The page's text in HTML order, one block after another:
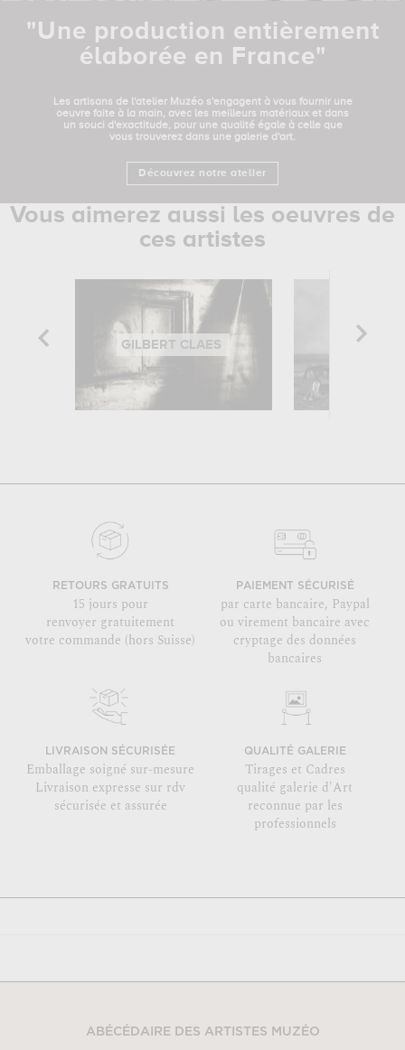
"Une production entièrement
élaborée en France"
Les artisans de l'atelier Muzéo s'engagent à vous fournir une
oeuvre faite à la main, avec les meilleurs matériaux et dans
un souci d'exactitude, pour une qualité égale à celle que
vous trouverez dans une galerie d'art.
Découvrez notre atelier
Vous aimerez aussi les oeuvres de
ces artistes
GILBERT CLAES JOSE C.
RETOURS GRATUITS
15 jours pour
renvoyer gratuitement
votre commande (hors Suisse)
PAIEMENT SÉCURISÉ
par carte bancaire, Paypal
ou virement bancaire avec
cryptage des données
bancaires
LIVRAISON SÉCURISÉE
Emballage soigné sur-mesure
Livraison expresse sur rdv
sécurisée et assurée
QUALITÉ GALERIE
Tirages et Cadres
qualité galerie d'Art
reconnue par les
professionnels
ABÉCÉDAIRE DES ARTISTES MUZÉO